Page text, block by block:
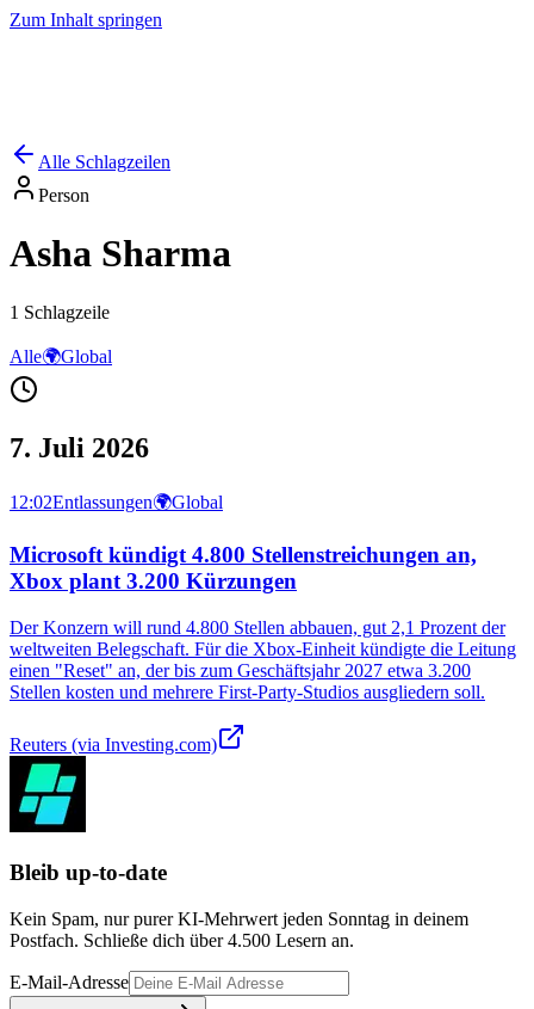
Zum Inhalt springen
Alle Schlagzeilen
Person
Asha Sharma
1 Schlagzeile
Alle🌍Global
7. Juli 2026
12:02Entlassungen🌍Global
Microsoft kündigt 4.800 Stellenstreichungen an,
Xbox plant 3.200 Kürzungen
Der Konzern will rund 4.800 Stellen abbauen, gut 2,1 Prozent der
weltweiten Belegschaft. Für die Xbox-Einheit kündigte die Leitung
einen "Reset" an, der bis zum Geschäftsjahr 2027 etwa 3.200
Stellen kosten und mehrere First-Party-Studios ausgliedern soll.
Reuters (via Investing.com)
Bleib up-to-date
Kein Spam, nur purer KI-Mehrwert jeden Sonntag in deinem
Postfach. Schließe dich über4.500 Lesern an.
E-Mail-Adresse